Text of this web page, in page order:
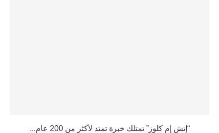
“إتش إم كلوز” تمتلك خبرة تمتد لأكثر من 200 عام...